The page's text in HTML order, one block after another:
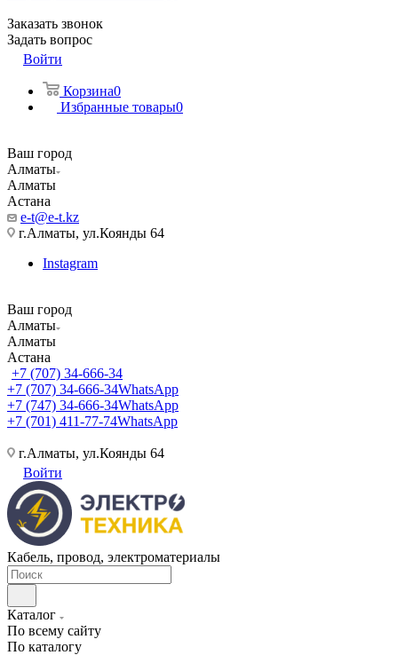
Заказать звонок
Задать вопрос
Войти
Корзина0
Избранные товары0
Ваш город
Алматы
Алматы
Астана
e-t@e-t.kz
г.Алматы, ул.Коянды 64
Instagram
Ваш город
Алматы
Алматы
Астана
+7 (707) 34-666-34
+7 (707) 34-666-34WhatsApp
+7 (747) 34-666-34WhatsApp
+7 (701) 411-77-74WhatsApp
г.Алматы, ул.Коянды 64
Войти
Кабель, провод, электроматериалы
Каталог
По всему сайту
По каталогу